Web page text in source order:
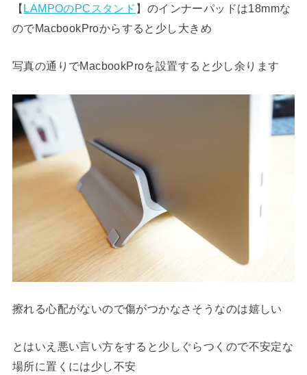
【LAMPOのPCスタンド 】のインナーパッドは18mmな
のでMacbookProからすると少し大きめ
写真の通りでMacbookProを設置すると少し余ります
擦れる心配がないので傷がつかなさそうなのは嬉しい
とはいえ悪い言い方をすると少しぐらつくので不安定な
場所に置くには少し不安